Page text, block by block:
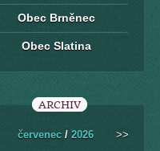
Obec Brněnec
Obec Slatina
ARCHIV
červenec / 2026 >>